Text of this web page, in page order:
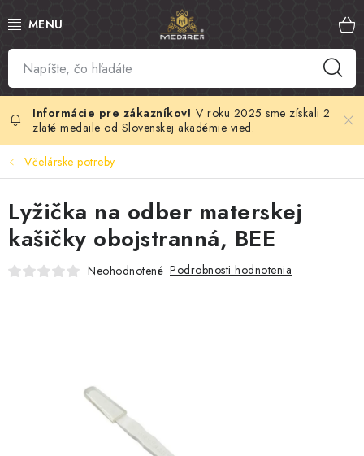
na
SLOVENSKÝ MED
MANUKA MED
VČELÍ PEĽ
MATERSKÁ KAŠIČKA
VČELÍ JED
MEDOVÉ DARČEKOVÉ SETY
V roku 2025 sme získali 2
zlaté medaile od Slovenskej akadémie vied.
Včelárske potreby
Lyžička na odber materskej
kašičky obojstranná, BEE
Neohodnotené Podrobnosti hodnotenia